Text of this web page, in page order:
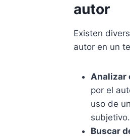
autor
Existen
autor en un
Analizar
por el
uso de
subjetivo.
Buscar